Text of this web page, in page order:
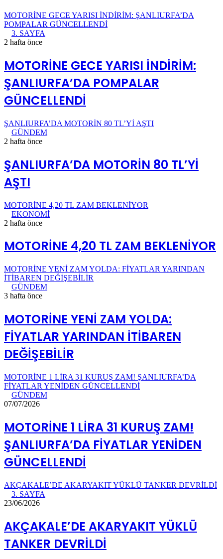
MOTORİNE GECE YARISI İNDİRİM: ŞANLIURFA’DA
POMPALAR GÜNCELLENDİ
3. SAYFA
2 hafta önce
MOTORİNE GECE YARISI İNDİRİM:
ŞANLIURFA’DA POMPALAR
GÜNCELLENDİ
ŞANLIURFA’DA MOTORİN 80 TL’Yİ AŞTI
GÜNDEM
2 hafta önce
ŞANLIURFA’DA MOTORİN 80 TL’Yİ
AŞTI
MOTORİNE 4,20 TL ZAM BEKLENİYOR
EKONOMİ
2 hafta önce
MOTORİNE 4,20 TL ZAM BEKLENİYOR
MOTORİNE YENİ ZAM YOLDA: FİYATLAR YARINDAN
İTİBAREN DEĞİŞEBİLİR
GÜNDEM
3 hafta önce
MOTORİNE YENİ ZAM YOLDA:
FİYATLAR YARINDAN İTİBAREN
DEĞİŞEBİLİR
MOTORİNE 1 LİRA 31 KURUŞ ZAM! ŞANLIURFA’DA
FİYATLAR YENİDEN GÜNCELLENDİ
GÜNDEM
07/07/2026
MOTORİNE 1 LİRA 31 KURUŞ ZAM!
ŞANLIURFA’DA FİYATLAR YENİDEN
GÜNCELLENDİ
AKÇAKALE’DE AKARYAKIT YÜKLÜ TANKER DEVRİLDİ
3. SAYFA
23/06/2026
AKÇAKALE’DE AKARYAKIT YÜKLÜ
TANKER DEVRİLDİ